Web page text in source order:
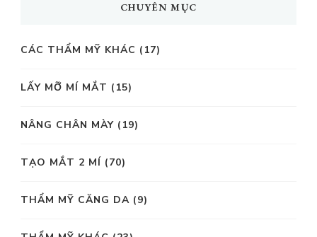
CHUYÊN MỤC
CÁC THẨM MỸ KHÁC (17)
LẤY MỠ MÍ MẮT (15)
NÂNG CHÂN MÀY (19)
TẠO MẮT 2 MÍ (70)
THẨM MỸ CĂNG DA (9)